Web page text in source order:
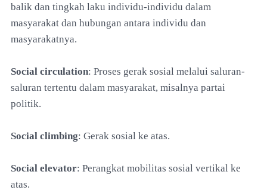
balik dan tingkah laku individu-individu dalam
masyarakat dan hubungan antara individu dan
masyarakatnya.
Social circulation: Proses gerak sosial melalui saluran-
saluran tertentu dalam masyarakat, misalnya partai
politik.
Social climbing: Gerak sosial ke atas.
Social elevator: Perangkat mobilitas sosial vertikal ke
atas.